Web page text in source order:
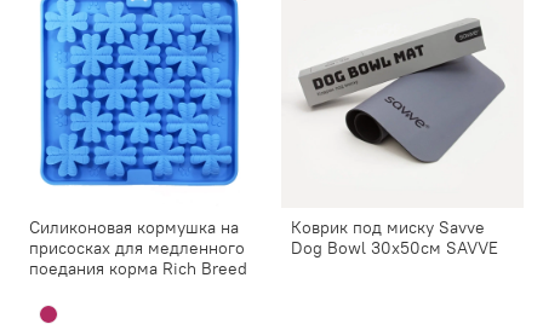
Силиконовая кормушка на
присосках для медленного
поедания корма Rich Breed
Коврик под миску Savve
Dog Bowl 30х50см SAVVE